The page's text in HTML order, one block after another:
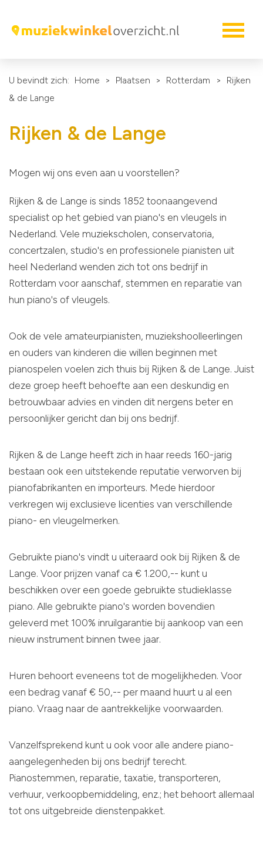
U bevindt zich: Home > Plaatsen > Rotterdam >
Rijken
& de Lange
Rijken & de Lange
Mogen wij ons even aan u voorstellen?
Rijken & de Lange is sinds 1852 toonaangevend
specialist op het gebied van piano's en vleugels in
Nederland. Vele muziekscholen, conservatoria,
concertzalen, studio's en professionele pianisten uit
heel Nederland wenden zich tot ons bedrijf in
Rotterdam voor aanschaf, stemmen en reparatie van
hun piano's of vleugels.
Ook de vele amateurpianisten, muziekshoolleerlingen
en ouders van kinderen die willen beginnen met
pianospelen voelen zich thuis bij Rijken & de Lange. Juist
deze groep heeft behoefte aan een deskundig en
betrouwbaar advies en vinden dit nergens beter en
persoonlijker gericht dan bij ons bedrijf.
Rijken & de Lange heeft zich in haar reeds 160-jarig
bestaan ook een uitstekende reputatie verworven bij
pianofabrikanten en importeurs. Mede hierdoor
verkregen wij exclusieve licenties van verschillende
piano- en vleugelmerken.
Gebruikte piano's vindt u uiteraard ook bij Rijken & de
Lange. Voor prijzen vanaf ca € 1.200,-- kunt u
beschikken over een goede gebruikte studieklasse
piano. Alle gebruikte piano's worden bovendien
geleverd met 100% inruilgarantie bij aankoop van een
nieuw instrument binnen twee jaar.
Huren behoort eveneens tot de mogelijkheden. Voor
een bedrag vanaf € 50,-- per maand huurt u al een
piano. Vraag naar de aantrekkelijke voorwaarden.
Vanzelfsprekend kunt u ook voor alle andere piano-
aangelegenheden bij ons bedrijf terecht.
Pianostemmen, reparatie, taxatie, transporteren,
verhuur, verkoopbemiddeling, enz.; het behoort allemaal
tot ons uitgebreide dienstenpakket.